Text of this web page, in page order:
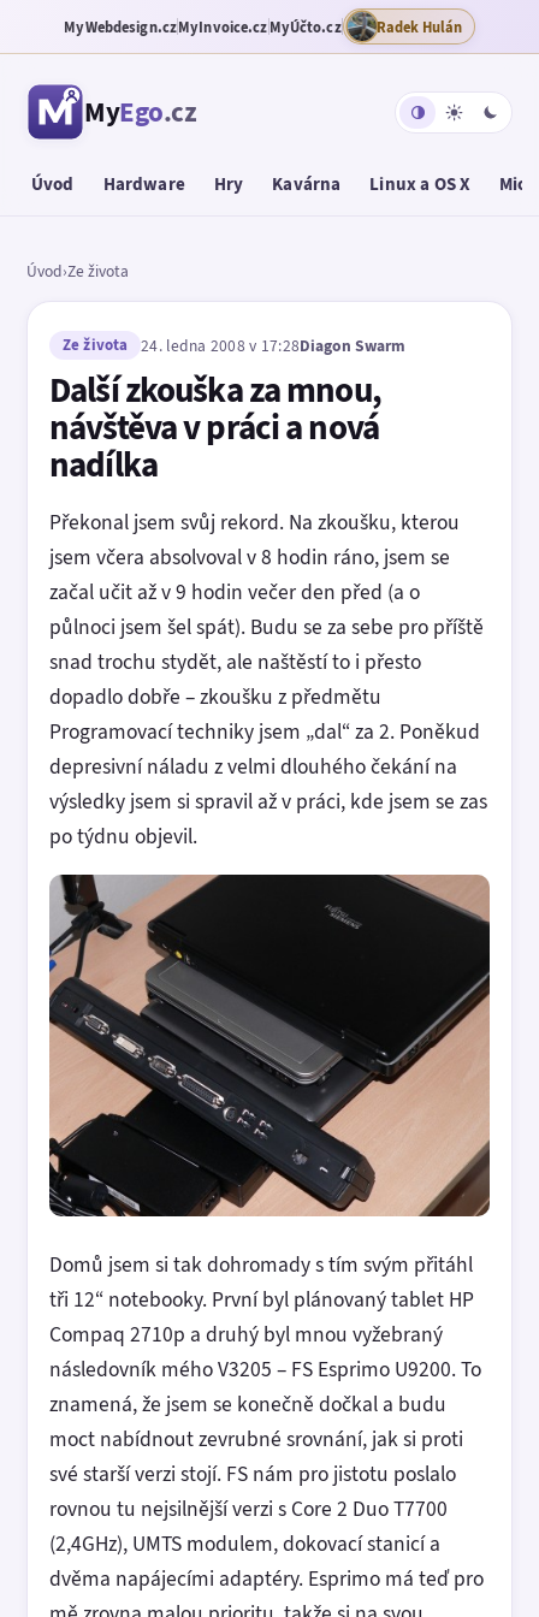
MyWebdesign.czMyInvoice.czMyÚčto.cz Radek Hulán
MyEgo.cz
Úvod Hardware Hry Kavárna Linux a OS X
Úvod›Ze života
Ze života 24. ledna 2008 v 17:28Diagon Swarm
Další zkouška za mnou,
návštěva v práci a nová
nadílka
Překonal jsem svůj rekord. Na zkoušku, kterou
jsem včera absolvoval v 8 hodin ráno, jsem se
začal učit až v 9 hodin večer den před (a o
půlnoci jsem šel spát). Budu se za sebe pro příště
snad trochu stydět, ale naštěstí to i přesto
dopadlo dobře – zkoušku z předmětu
Programovací techniky jsem „dal“ za 2. Poněkud
depresivní náladu z velmi dlouhého čekání na
výsledky jsem si spravil až v práci, kde jsem se zas
po týdnu objevil.
Domů jsem si tak dohromady s tím svým přitáhl
tři 12“ notebooky. První byl plánovaný tablet HP
Compaq 2710p a druhý byl mnou vyžebraný
následovník mého V3205 – FS Esprimo U9200. To
znamená, že jsem se konečně dočkal a budu
moct nabídnout zevrubné srovnání, jak si proti
své starší verzi stojí. FS nám pro jistotu poslalo
rovnou tu nejsilnější verzi s Core 2 Duo T7700
(2,4GHz), UMTS modulem, dokovací stanicí a
dvěma napájecími adaptéry. Esprimo má teď pro